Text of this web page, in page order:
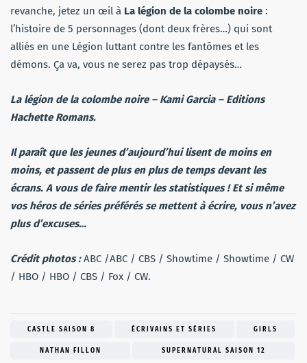
revanche, jetez un œil à La légion de la colombe noire :
l’histoire de 5 personnages (dont deux frères…) qui sont
alliés en une Légion luttant contre les fantômes et les
démons. Ça va, vous ne serez pas trop dépaysés…
La légion de la colombe noire– Kami Garcia – Editions
Hachette Romans.
Il paraît que les jeunes d’aujourd’hui lisent de moins en
moins, et passent de plus en plus de temps devant les
écrans. A vous de faire mentir les statistiques ! Et si même
vos héros de séries préférés se mettent à écrire, vous n’avez
plus d’excuses…
Crédit photos :ABC /ABC / CBS / Showtime / Showtime / CW
/ HBO / HBO / CBS / Fox / CW.
CASTLE SAISON 8 ÉCRIVAINS ET SÉRIES GIRLS
NATHAN FILLON SUPERNATURAL SAISON 12